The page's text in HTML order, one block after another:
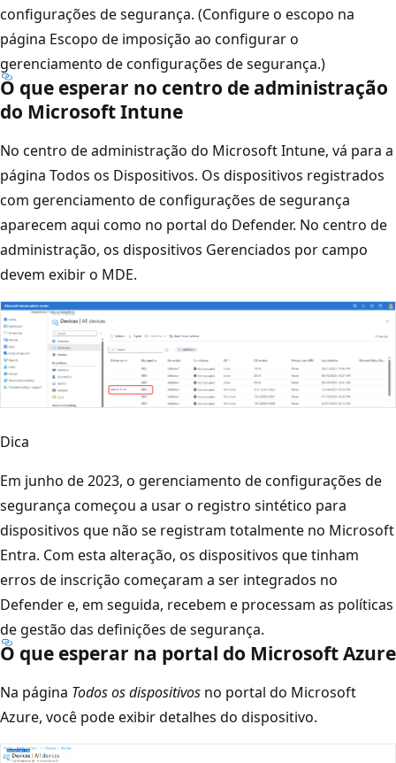
configurações de segurança. (Configure o escopo na
página Escopo de imposição ao configurar o
gerenciamento de configurações de segurança.)
O que esperar no centro de administração
do Microsoft Intune
No centro de administração do Microsoft Intune, vá para a
página Todos os Dispositivos. Os dispositivos registrados
com gerenciamento de configurações de segurança
aparecem aqui como no portal do Defender. No centro de
administração, os dispositivos Gerenciados por campo
devem exibir o MDE.
Dica
Em junho de 2023, o gerenciamento de configurações de
segurança começou a usar o registro sintético para
dispositivos que não se registram totalmente no Microsoft
Entra. Com esta alteração, os dispositivos que tinham
erros de inscrição começaram a ser integrados no
Defender e, em seguida, recebem e processam as políticas
de gestão das definições de segurança.
O que esperar na portal do Microsoft Azure
Na página Todos os dispositivos no portal do Microsoft
Azure, você pode exibir detalhes do dispositivo.